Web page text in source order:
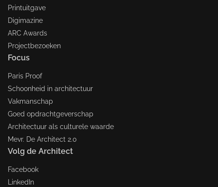
Printuitgave
Digimazine
ARC Awards
Projectbezoeken
Focus
Paris Proof
Schoonheid in architectuur
Vakmanschap
Goed opdrachtgeverschap
Architectuur als culturele waarde
Mevr. De Architect 2.0
Volg de Architect
Facebook
LinkedIn